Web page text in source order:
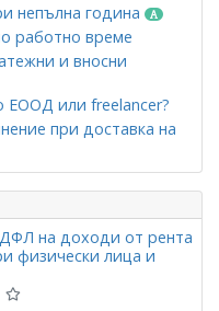
непълна година
работно време
и вносни
ЕООД или freelancer?
при доставка на
на доходи от рента
физически лица и